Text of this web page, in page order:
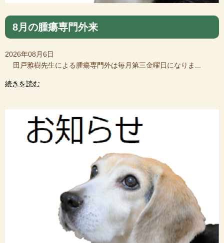
8月の腫瘍専門外来
2026年08月6日
田戸雅樹先生による腫瘍専門外は毎月第三金曜日になりま...
続きを読む